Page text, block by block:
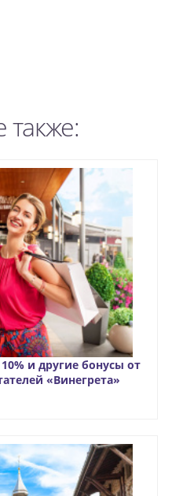
также:
и другие бонусы от
«Винегрета»